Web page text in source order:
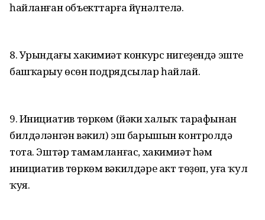
һайланған объекттарға йүнәлтелә.
8. Урындағы хакимиәт конкурс нигеҙендә эште
башҡарыу өсөн подрядсылар һайлай.
9. Инициатив төркөм (йәки халыҡ тарафынан
билдәләнгән вәкил) эш барышын контролдә
тота. Эштәр тамамланғас, хакимиәт һәм
инициатив төркөм вәкилдәре акт төҙөп, уға ҡул
ҡуя.